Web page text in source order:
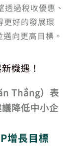
過稅收優惠、
更好的發展環
向更高目標。
機遇！
Thắng）表
降低中小企
增長目標